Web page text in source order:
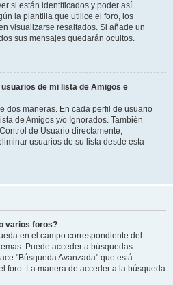
si están identificados y poder así
la plantilla que utilice el foro, los
visualizarse resaltados. Si añade un
sus mensajes quedarán ocultos.
de mi lista de Amigos e
dos maneras. En cada perfil de usuario
de Amigos y/o Ignorados. También
de Usuario directamente,
usuarios de su lista desde esta
varios foros?
en el campo correspondiente del
Puede acceder a búsquedas
"Búsqueda Avanzada" que está
foro. La manera de acceder a la búsqueda